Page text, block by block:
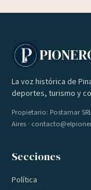
La voz histórica de
deportes, turismo y
Propietario: Postamar
Aires ·
Secciones
Política